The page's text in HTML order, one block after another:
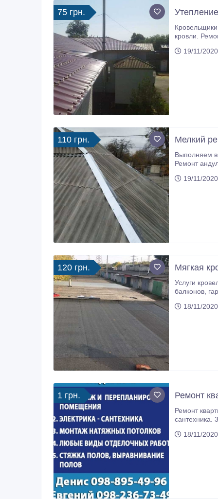
75 грн.
Кровельщики. Харьков и область. Утепление крыши. Капитальный и частичный ремонт. Ремонт шиферной кровли. Ремонт мягкой
кровли. Ремонт профнастила. Ремонт кровли гаража. Ремонт примыканий, отливов. Установка снегозадержателей. Тел.: (073)
19/11/
110 грн. Мелкий
Выполняем все
Ремонт андулиновой кровли. Ремонт металлочерепицы.
19/11/
120 грн. Мягкая
Услуги кровельщиков Харьков! Выполняем все
балконов, гаражей. Установка Гидро, Паро-Барьера. Монтаж ветровых планок, Коньков, Водосточки. Тел.: (098) 492-89-05, (063)
18/11/
1 грн. Ремонт
Ремонт
сантехника. 3.
18/11/